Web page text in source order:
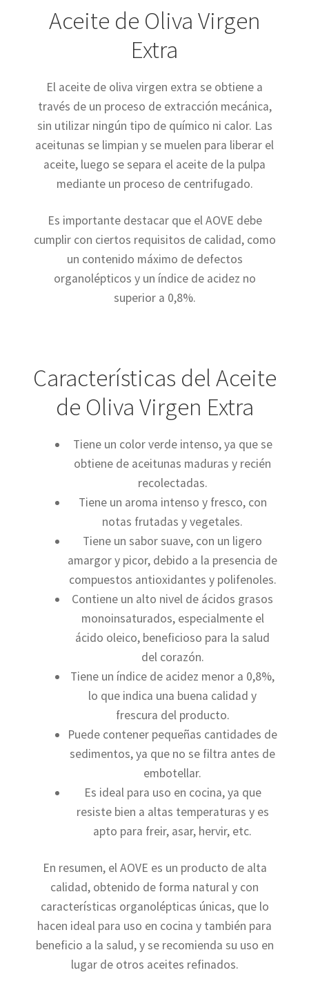
Aceite de Oliva Virgen
Extra
El aceite de oliva virgen extra se obtiene a
través de un proceso de extracción mecánica,
sin utilizar ningún tipo de químico ni calor. Las
aceitunas se limpian y se muelen para liberar el
aceite, luego se separa el aceite de la pulpa
mediante un proceso de centrifugado.
Es importante destacar que el AOVE debe
cumplir con ciertos requisitos de calidad, como
un contenido máximo de defectos
organolépticos y un índice de acidez no
superior a 0,8%.
Características del Aceite
de Oliva Virgen Extra
Tiene un color verde intenso, ya que se
obtiene de aceitunas maduras y recién
recolectadas.
Tiene un aroma intenso y fresco, con
notas frutadas y vegetales.
Tiene un sabor suave, con un ligero
amargor y picor, debido a la presencia de
compuestos antioxidantes y polifenoles.
Contiene un alto nivel de ácidos grasos
monoinsaturados, especialmente el
ácido oleico, beneficioso para la salud
del corazón.
Tiene un índice de acidez menor a 0,8%,
lo que indica una buena calidad y
frescura del producto.
Puede contener pequeñas cantidades de
sedimentos, ya que no se filtra antes de
embotellar.
Es ideal para uso en cocina, ya que
resiste bien a altas temperaturas y es
apto para freir, asar, hervir, etc.
En resumen, el AOVE es un producto de alta
calidad, obtenido de forma natural y con
características organolépticas únicas, que lo
hacen ideal para uso en cocina y también para
beneficio a la salud, y se recomienda su uso en
lugar de otros aceites refinados.